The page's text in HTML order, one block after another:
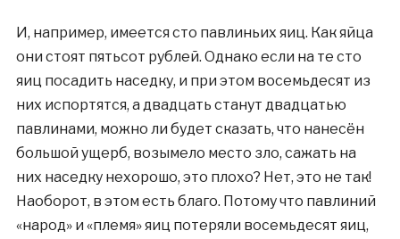
И, например, имеется сто павлиньих яиц. Как яйца
они стоят пятьсот рублей. Однако если на те сто
яиц посадить наседку, и при этом восемьдесят из
них испортятся, а двадцать станут двадцатью
павлинами, можно ли будет сказать, что нанесён
большой ущерб, возымело место зло, сажать на
них наседку нехорошо, это плохо? Нет, это не так!
Наоборот, в этом есть благо. Потому что павлиний
«народ» и «племя» яиц потеряли восемьдесят яиц,